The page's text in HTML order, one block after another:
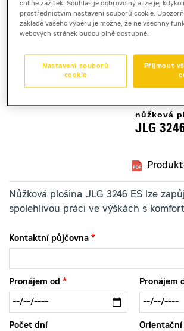
23 a více dnů
930 Kč bez DPH
1 125 Kč s DPH
Kauce
nůžková
JLG
Nůžková plošina JLG 3246 ES lze
spolehlivou práci ve výškách s
Kontaktní půjčovna
Pronájem od Pronájem
Počet dní Orientační
online zážitek. Souhlas je dobrovolný a lze jej
prostřednictvím nastavení souborů cookie.
základě vašeho výběru je možné, že ne všechny
webových stránek budou plně dostupné.
Přijmout
Nastavení souborů
cookie